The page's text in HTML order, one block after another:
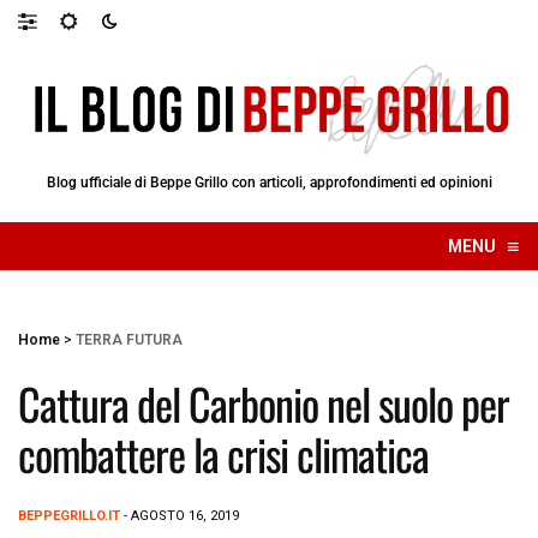
Blog ufficiale di Beppe Grillo con articoli, approfondimenti ed opinioni
MENU ≡
☰
Home > TERRA FUTURA
Cattura del Carbonio nel suolo per
combattere la crisi climatica
BEPPEGRILLO.IT - AGOSTO 16, 2019